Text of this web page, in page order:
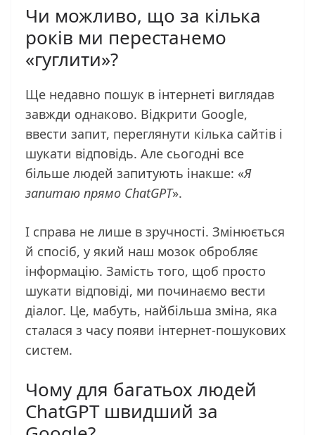
Чи можливо, що за кілька
років ми перестанемо
«гуглити»?
Ще недавно пошук в інтернеті виглядав
завжди однаково. Відкрити Google,
ввести запит, переглянути кілька сайтів і
шукати відповідь. Але сьогодні все
більше людей запитують інакше: «Я
запитаю прямо ChatGPT».
І справа не лише в зручності. Змінюється
й спосіб, у який наш мозок обробляє
інформацію. Замість того, щоб просто
шукати відповіді, ми починаємо вести
діалог. Це, мабуть, найбільша зміна, яка
сталася з часу появи інтернет-пошукових
систем.
Чому для багатьох людей
ChatGPT швидший за